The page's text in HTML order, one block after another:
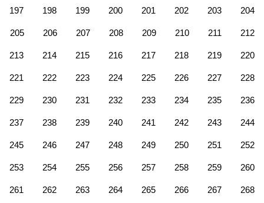
197 198 199 200 201 202 203 204
205 206 207 208 209 210 211 212
213 214 215 216 217 218 219 220
221 222 223 224 225 226 227 228
229 230 231 232 233 234 235 236
237 238 239 240 241 242 243 244
245 246 247 248 249 250 251 252
253 254 255 256 257 258 259 260
261 262 263 264 265 266 267 268